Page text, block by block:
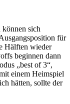
sich
für
Hälften wieder
beginnen dann
„best of 3“,
einem Heimspiel
hätten, sollte der